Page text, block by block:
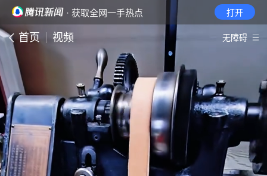
· 获取全网一手热点 打开
首页 视频 无障碍